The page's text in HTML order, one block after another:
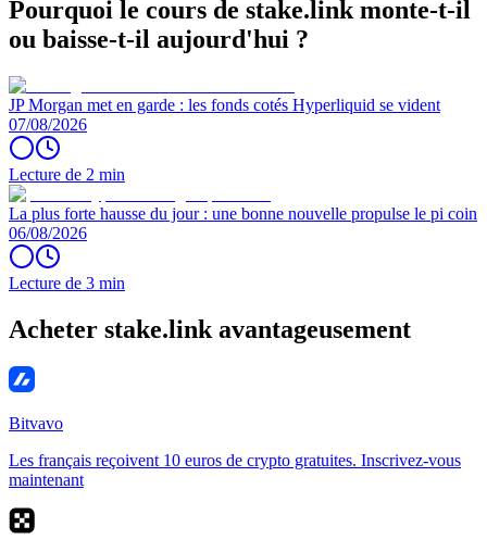
Pourquoi le cours de stake.link monte-t-il
ou baisse-t-il aujourd'hui ?
JP Morgan met en garde : les fonds cotés Hyperliquid se vident
07/08/2026
Lecture de 2 min
La plus forte hausse du jour : une bonne nouvelle propulse le pi coin
06/08/2026
Lecture de 3 min
Acheter stake.link avantageusement
Bitvavo
Les français reçoivent 10 euros de crypto gratuites. Inscrivez-vous
maintenant